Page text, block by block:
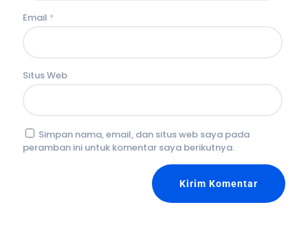
Email *
Situs Web
Simpan nama, email, dan situs web saya pada
peramban ini untuk komentar saya berikutnya.